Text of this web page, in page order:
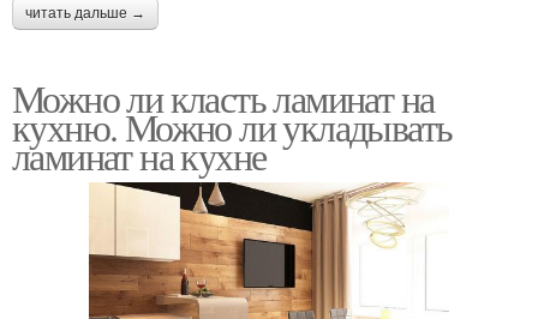
читать дальше →
Можно ли класть ламинат на
кухню. Можно ли укладывать
ламинат на кухне